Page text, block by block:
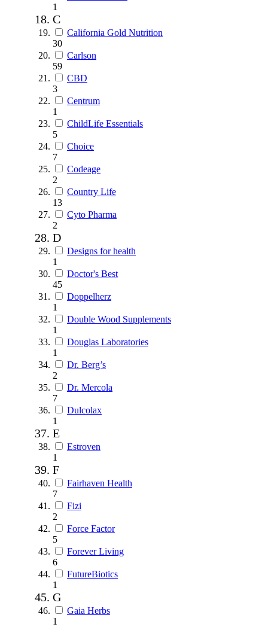
1
C
California Gold Nutrition
30
Carlson
59
CBD
3
Centrum
1
ChildLife Essentials
5
Choice
7
Codeage
2
Country Life
13
Cyto Pharma
2
D
Designs for health
1
Doctor's Best
45
Doppelherz
1
Double Wood Supplements
1
Douglas Laboratories
1
Dr. Berg’s
2
Dr. Mercola
7
Dulcolax
1
E
Estroven
1
F
Fairhaven Health
7
Fizi
2
Force Factor
5
Forever Living
6
FutureBiotics
1
G
Gaia Herbs
1